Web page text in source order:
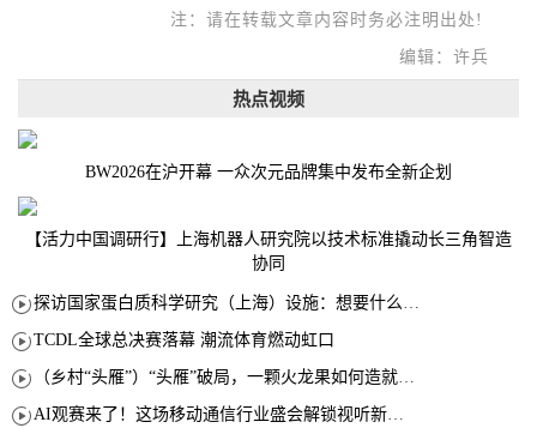
注：请在转载文章内容时务必注明出处!
编辑：许兵
热点视频
BW2026在沪开幕 一众次元品牌集中发布全新企划
【活力中国调研行】上海机器人研究院以技术标准撬动长三角智造
协同
TCDL全球总决赛落幕 潮流体育燃动虹口